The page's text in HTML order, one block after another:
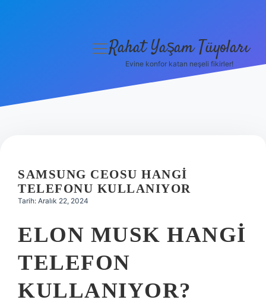
Hakkımızda
menüyü
Rahat Yaşam Tüyoları
Evine konfor katan neşeli fikirler!
SAMSUNG CEOSU HANGI
TELEFONU KULLANIYOR
Tarih: Aralık 22, 2024
ELON MUSK HANGI
TELEFON
KULLANIYOR?